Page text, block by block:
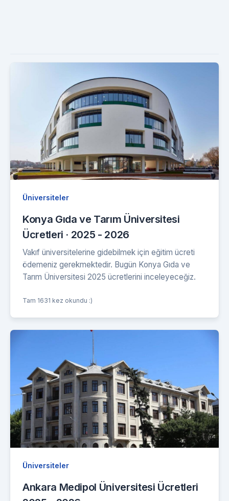
Üniversiteler
Konya Gıda ve Tarım Üniversitesi
Ücretleri · 2025 - 2026
Vakıf üniversitelerine gidebilmek için eğitim ücreti
ödemeniz gerekmektedir. Bugün Konya Gıda ve
Tarım Üniversitesi 2025 ücretlerini inceleyeceğiz.
Tam 1631 kez okundu :)
Üniversiteler
Ankara Medipol Üniversitesi Ücretleri